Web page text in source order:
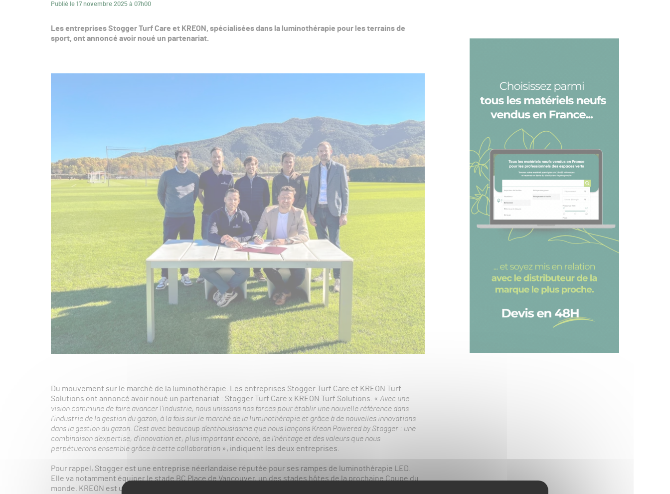
Publié le 17 novembre 2025 à 07h00
Les entreprises Stogger Turf Care et KREON, spécialisées dans la luminothérapie pour les terrains de
sport, ont annoncé avoir noué un partenariat.
Du mouvement sur le marché de la luminothérapie. Les entreprises Stogger Turf Care et KREON Turf
Solutions ont annoncé avoir noué un partenariat : Stogger Turf Care x KREON Turf Solutions. « Avec une
vision commune de faire avancer l’industrie, nous unissons nos forces pour établir une nouvelle référence dans
l’industrie de la gestion du gazon, à la fois sur le marché de la luminothérapie et grâce à de nouvelles innovations
dans la gestion du gazon. C’est avec beaucoup d’enthousiasme que nous lançons Kreon Powered by Stogger : une
combinaison d’expertise, d’innovation et, plus important encore, de l’héritage et des valeurs que nous
perpétuerons ensemble grâce à cette collaboration », indiquent les deux entreprises.
Pour rappel, Stogger est une entreprise néerlandaise réputée pour ses rampes de luminothérapie LED.
Elle va notamment équiper le stade BC Place de Vancouver, un des stades hôtes de la prochaine Coupe du
monde. KREON est une entreprise espagnole qui équipe notamment le club d’Osasuna ou l’Espanyol